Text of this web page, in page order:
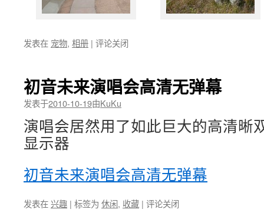
发表在 宠物, 相册 | 评论关闭
初音未来演唱会高清无弹幕
发表于2010-10-19由KuKu
演唱会居然用了如此巨大的高清晰
显示器
初音未来演唱会高清无弹幕
发表在兴趣 | 标签为 休闲, 收藏 | 评论关闭